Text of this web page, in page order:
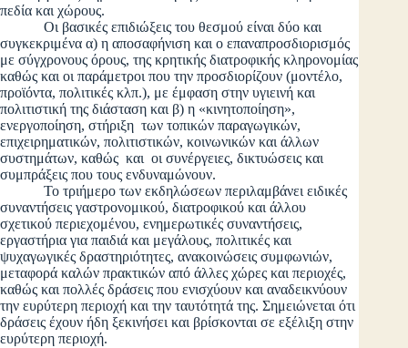
πεδία και χώρους.
Οι βασικές επιδιώξεις του θεσμού είναι δύο και
συγκεκριμένα α) η αποσαφήνιση και ο επαναπροσδιορισμός
με σύγχρονους όρους, της κρητικής διατροφικής κληρονομίας
καθώς και οι παράμετροι που την προσδιορίζουν (μοντέλο,
προϊόντα, πολιτικές κλπ.), με έμφαση στην υγιεινή και
πολιτιστική της διάσταση και β) η «κινητοποίηση»,
ενεργοποίηση, στήριξη των τοπικών παραγωγικών,
επιχειρηματικών, πολιτιστικών, κοινωνικών και άλλων
συστημάτων, καθώς και οι συνέργειες, δικτυώσεις και
συμπράξεις που τους ενδυναμώνουν.
Το τριήμερο των εκδηλώσεων περιλαμβάνει ειδικές
συναντήσεις γαστρονομικού, διατροφικού και άλλου
σχετικού περιεχομένου, ενημερωτικές συναντήσεις,
εργαστήρια για παιδιά και μεγάλους, πολιτικές και
ψυχαγωγικές δραστηριότητες, ανακοινώσεις συμφωνιών,
μεταφορά καλών πρακτικών από άλλες χώρες και περιοχές,
καθώς και πολλές δράσεις που ενισχύουν και αναδεικνύουν
την ευρύτερη περιοχή και την ταυτότητά της. Σημειώνεται ότι
δράσεις έχουν ήδη ξεκινήσει και βρίσκονται σε εξέλιξη στην
ευρύτερη περιοχή.